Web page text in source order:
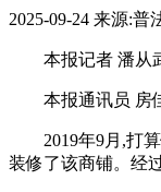
2025-09-24 来源:普
本报记者 潘从
本报通讯员 房
2019年9月,打
装修了该商铺。经